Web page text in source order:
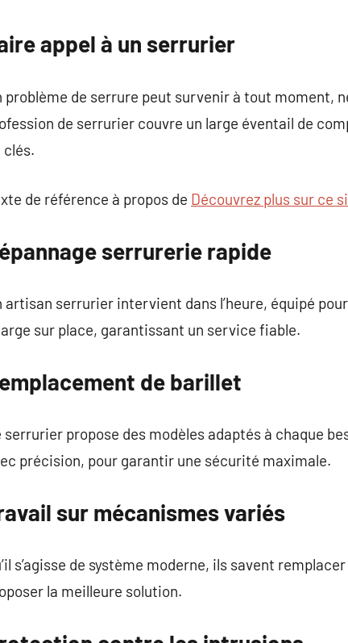
appel à un serrurier
problème de serrure peut survenir à tout moment,
de serrurier couvre un large éventail de
clés.
de référence à propos de Découvrez plus sur ce
serrurerie rapide
artisan serrurier intervient dans l’heure, équipé
sur place, garantissant un service fiable.
de barillet
serrurier propose des modèles adaptés à chaque
précision, pour garantir une sécurité maximale.
sur mécanismes variés
s’agisse de système moderne, ils savent
la meilleure solution.